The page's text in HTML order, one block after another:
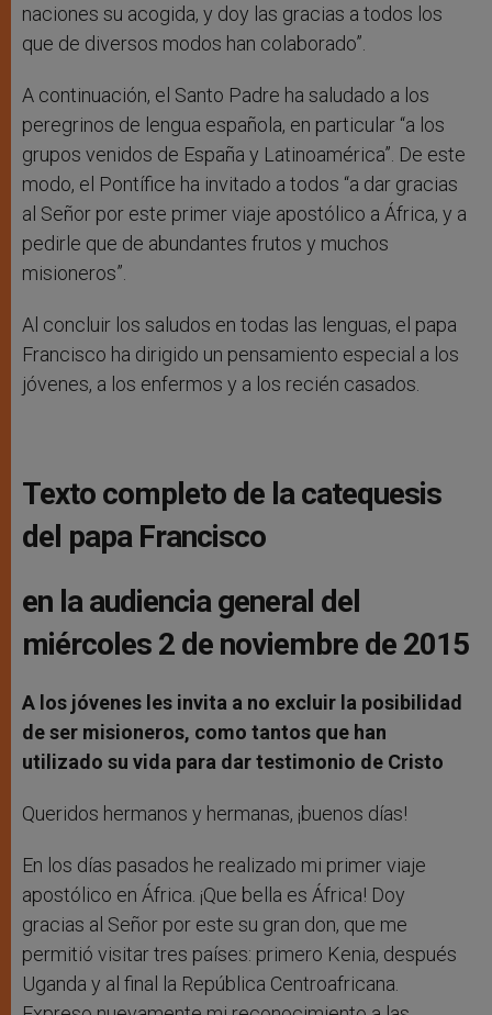
naciones su acogida, y doy las gracias a todos los
que de diversos modos han colaborado”.
A continuación, el Santo Padre ha saludado a los
peregrinos de lengua española, en particular “a los
grupos venidos de España y Latinoamérica”. De este
modo, el Pontífice ha invitado a todos “a dar gracias
al Señor por este primer viaje apostólico a África, y a
pedirle que de abundantes frutos y muchos
misioneros”.
Al concluir los saludos en todas las lenguas, el papa
Francisco ha dirigido un pensamiento especial a los
jóvenes, a los enfermos y a los recién casados.
Texto completo de la catequesis
del papa Francisco
en la audiencia general del
miércoles 2 de noviembre de 2015
A los jóvenes les invita a no excluir la posibilidad
de ser misioneros, como tantos que han
utilizado su vida para dar testimonio de Cristo
Queridos hermanos y hermanas, ¡buenos días!
En los días pasados he realizado mi primer viaje
apostólico en África. ¡Que bella es África! Doy
gracias al Señor por este su gran don, que me
permitió visitar tres países: primero Kenia, después
Uganda y al final la República Centroafricana.